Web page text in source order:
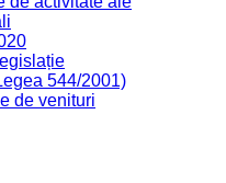
544/2001)
de venituri